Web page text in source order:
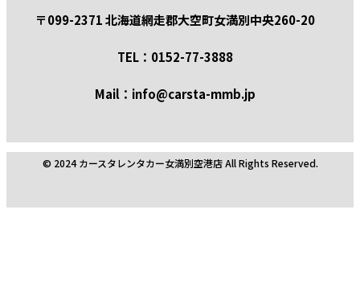
〒099-2371 北海道網走郡大空町女満別中央260-20
TEL：0152-77-3888
Mail：info@carsta-mmb.jp
© 2024 カースタレンタカー女満別空港店 All Rights Reserved.